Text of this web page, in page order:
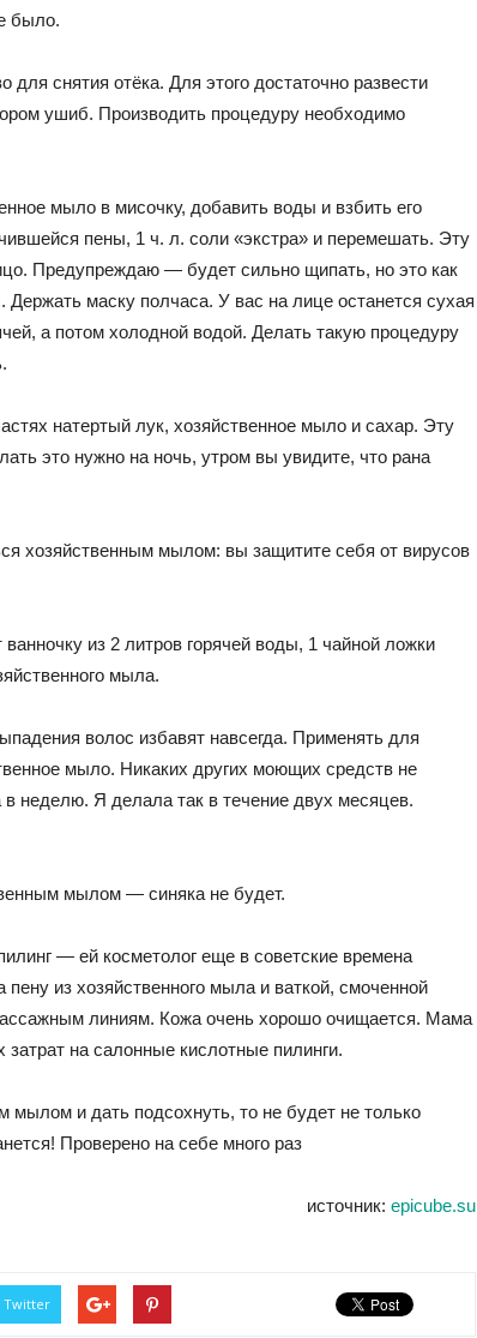
было.
снятия отёка. Для этого достаточно развести
ушиб. Производить процедуру необходимо
мыло в мисочку, добавить воды и взбить его
пены, 1 ч. л. соли «экстра» и перемешать. Эту
Предупреждаю — будет сильно щипать, но это как
Держать маску полчаса. У вас на лице останется сухая
а потом холодной водой. Делать такую процедуру
натертый лук, хозяйственное мыло и сахар. Эту
это нужно на ночь, утром вы увидите, что рана
хозяйственным мылом: вы защитите себя от вирусов
из 2 литров горячей воды, 1 чайной ложки
мыла.
волос избавят навсегда. Применять для
мыло. Никаких других моющих средств не
неделю. Я делала так в течение двух месяцев.
мылом — синяка не будет.
— ей косметолог еще в советские времена
из хозяйственного мыла и ваткой, смоченной
линиям. Кожа очень хорошо очищается. Мама
на салонные кислотные пилинги.
и дать подсохнуть, то не будет не только
Проверено на себе много раз
источник: epicube.su
Twitter